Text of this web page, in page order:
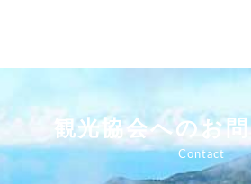
観光協会へのお